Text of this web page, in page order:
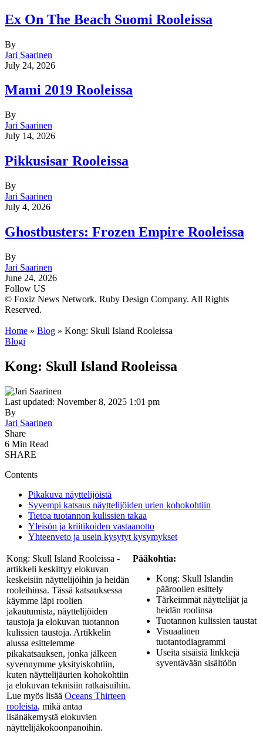
Ex On The Beach Suomi Rooleissa
By
Jari Saarinen
July 24, 2026
Mami 2019 Rooleissa
By
Jari Saarinen
July 14, 2026
Pikkusisar Rooleissa
By
Jari Saarinen
July 4, 2026
Ghostbusters: Frozen Empire Rooleissa
By
Jari Saarinen
June 24, 2026
Follow US
© Foxiz News Network. Ruby Design Company. All Rights
Reserved.
Home » Blog » Kong: Skull Island Rooleissa
Blogi
Kong: Skull Island Rooleissa
Last updated: November 8, 2025 1:01 pm
By
Jari Saarinen
Share
6 Min Read
SHARE
Contents
Pikakuva näyttelijöistä
Syvempi katsaus näyttelijöiden urien kohokohtiin
Tietoa tuotannon kulissien takaa
Yleisön ja kriitikoiden vastaanotto
Yhteenveto ja usein kysytyt kysymykset
Kong: Skull Island Rooleissa -
artikkeli keskittyy elokuvan
keskeisiin näyttelijöihin ja heidän
rooleihinsa. Tässä katsauksessa
käymme läpi roolien
jakautumista, näyttelijöiden
taustoja ja elokuvan tuotannon
kulissien taustoja. Artikkelin
alussa esittelemme
pikakatsauksen, jonka jälkeen
syvennymme yksityiskohtiin,
kuten näyttelijäurien kohokohtiin
ja elokuvan teknisiin ratkaisuihin.
Lue myös lisää Oceans Thirteen
rooleista, mikä antaa
lisänäkemystä elokuvien
näyttelijäkokoonpanoihin.
Pääkohtia:
Kong: Skull Islandin
pääroolien esittely
Tärkeimmät näyttelijät ja
heidän roolinsa
Tuotannon kulissien taustat
Visuaalinen
tuotantodiagrammi
Useita sisäisiä linkkejä
syventävään sisältöön